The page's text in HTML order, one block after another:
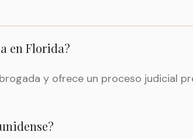
en Florida?
y ofrece un proceso judicial